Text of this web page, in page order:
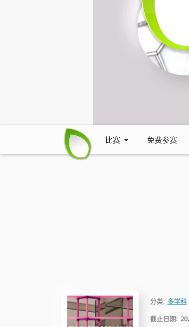
比赛 免费参赛
分类: 多学科
截止日期: